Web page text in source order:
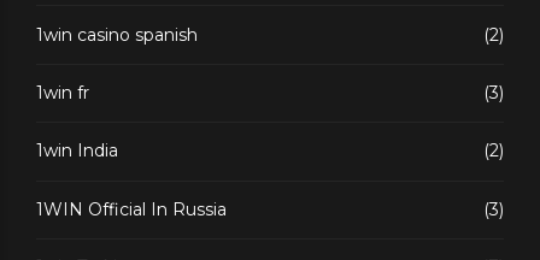
1win casino spanish (2)
1win fr (3)
1win India (2)
1WIN Official In Russia (3)